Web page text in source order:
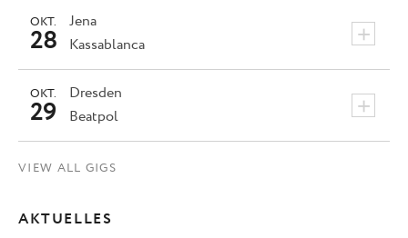
Jena +
OKT.
28 Kassablanca
Dresden +
OKT.
29 Beatpol
VIEW ALL GIGS
AKTUELLES